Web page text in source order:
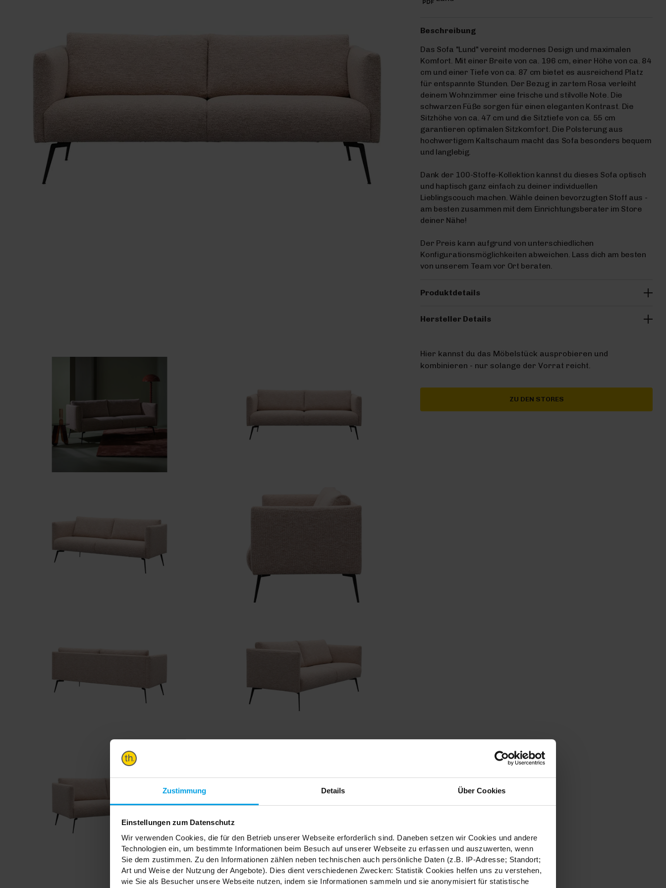
Zustimmung Details Über Cookies
Einstellungen zum Datenschutz
Wir verwenden Cookies, die für den Betrieb unserer Webseite erforderlich sind. Daneben setzen wir Cookies und andere
Technologien ein, um bestimmte Informationen beim Besuch auf unserer Webseite zu erfassen und auszuwerten, wenn
Sie dem zustimmen. Zu den Informationen zählen neben technischen auch persönliche Daten (z.B. IP-Adresse; Standort;
Art und Weise der Nutzung der Angebote). Dies dient verschiedenen Zwecken: Statistik Cookies helfen uns zu verstehen,
wie Sie als Besucher unsere Webseite nutzen, indem sie Informationen sammeln und sie anonymisiert für statistische
Beschreibung
Das Sofa "Lund" vereint modernes Design und maximalen
Komfort. Mit einer Breite von ca. 196 cm, einer Höhe von ca. 84
cm und einer Tiefe von ca. 87 cm bietet es ausreichend Platz
für entspannte Stunden. Der Bezug in zartem Rosa verleiht
deinem Wohnzimmer eine frische und stilvolle Note. Die
schwarzen Füße sorgen für einen eleganten Kontrast. Die
Sitzhöhe von ca. 47 cm und die Sitztiefe von ca. 55 cm
garantieren optimalen Sitzkomfort. Die Polsterung aus
hochwertigem Kaltschaum macht das Sofa besonders bequem
und langlebig.
Dank der 100-Stoffe-Kollektion kannst du dieses Sofa optisch
und haptisch ganz einfach zu deiner individuellen
Lieblingscouch machen. Wähle deinen bevorzugten Stoff aus -
am besten zusammen mit dem Einrichtungsberater im Store
deiner Nähe!
Der Preis kann aufgrund von unterschiedlichen
Konfigurationsmöglichkeiten abweichen. Lass dich am besten
von unserem Team vor Ort beraten.
Produktdetails
Hersteller Details
Hier kannst du das Möbelstück ausprobieren und
kombinieren - nur solange der Vorrat reicht.
ZU DEN STORES